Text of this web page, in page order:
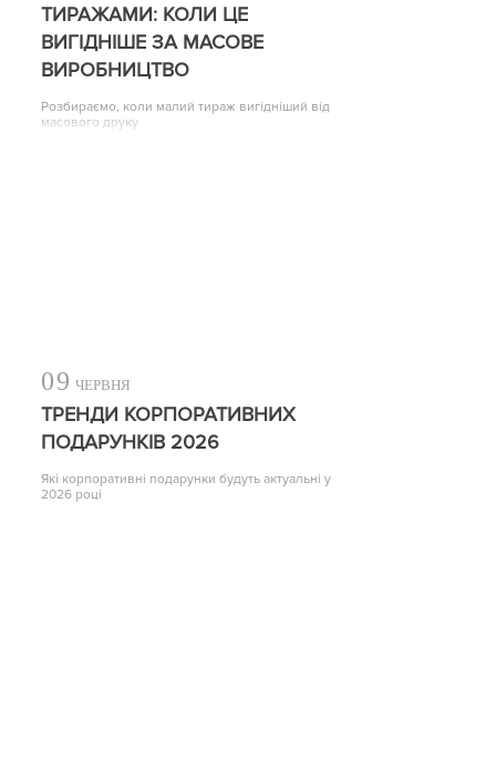
ТИРАЖАМИ: КОЛИ ЦЕ
ВИГІДНІШЕ ЗА МАСОВЕ
ВИРОБНИЦТВО
Розбираємо, коли малий тираж вигідніший від
масового друку
09 ЧЕРВНЯ
ТРЕНДИ КОРПОРАТИВНИХ
ПОДАРУНКІВ 2026
Які корпоративні подарунки будуть актуальні у
2026 році